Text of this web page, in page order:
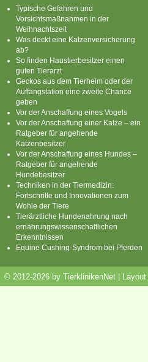
Typische Gefahren und
Vorsichtsmaßnahmen in der
Weihnachtszeit
Was deckt eine Katzenversicherung
ab?
So finden Haustierbesitzer einen
guten Tierarzt
Geckos aus dem Tierheim oder der
Auffangstation eine zweite Chance
geben
Vor der Anschaffung eines Vogels
Vor der Anschaffung einer Katze – ein
Ratgeber für angehende
Katzenbesitzer
Vor der Anschaffung eines Hundes –
Ratgeber für angehende
Hundebesitzer
Techniken in der Tiermedizin:
Fortschritte und Innovationen zum
Wohle der Tiere
Tierärztliche Hundenahrung nach
ernährungswissenschaftlichen
Erkenntnissen
Equine Cushing-Syndrom bei Pferden
© 2012-2026 by TierklinikenNet |